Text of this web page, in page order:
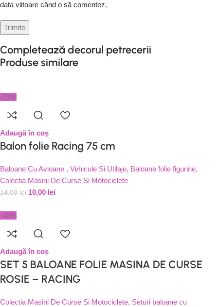
data viitoare când o să comentez.
Completează decorul petrecerii
Produse similare
-29%
Adaugă în coș
Balon folie Racing 75 cm
Baloane Cu Avioane , Vehicule Si Utilaje, Baloane folie figurine,
Colectia Masini De Curse Si Motociclete
14,00lei 10,00 lei
-40%
Adaugă în coș
SET 5 BALOANE FOLIE MASINA DE CURSE
ROSIE – RACING
Colectia Masini De Curse Si Motociclete, Seturi baloane cu